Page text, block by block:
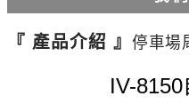
電動柵欄機系列
『 產品介紹 』 停車場
IV-